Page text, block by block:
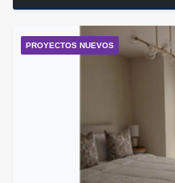
PROYECTOS NUEVOS